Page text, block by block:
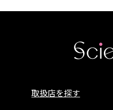
取扱店を探す